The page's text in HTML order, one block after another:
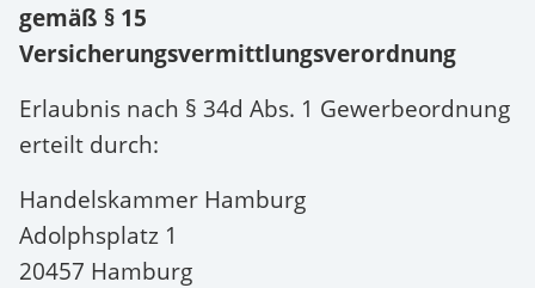
gemäß § 15
Versicherungsvermittlungsverordnung
Erlaubnis nach § 34d Abs. 1 Gewerbeordnung
erteilt durch:
Handelskammer Hamburg
Adolphsplatz 1
20457 Hamburg